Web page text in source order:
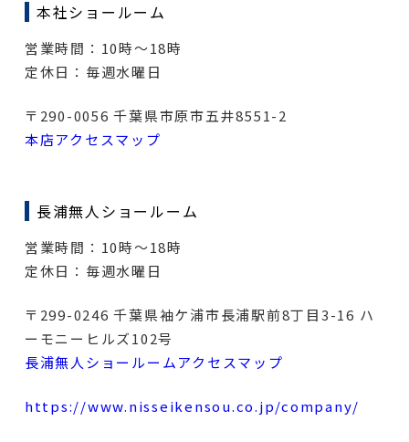
本社ショールーム
営業時間：10時～18時
定休日：毎週水曜日
〒290-0056 千葉県市原市五井8551-2
本店アクセスマップ
長浦無人ショールーム
営業時間：10時～18時
定休日：毎週水曜日
〒299-0246 千葉県袖ケ浦市長浦駅前8丁目3-16 ハ
ーモニーヒルズ102号
長浦無人ショールームアクセスマップ
https://www.nisseikensou.co.jp/company/